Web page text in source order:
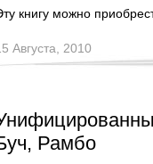
книгу можно
Августа, 2010
Рамбо